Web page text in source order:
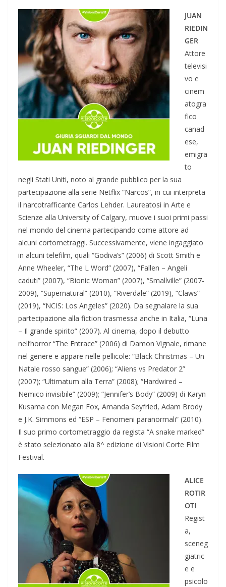
JUAN
RIEDIN
GER
Attore
televisi
vo e
cinem
atogra
fico
canad
ese,
emigra
to
negli Stati Uniti, noto al grande pubblico per la sua
partecipazione alla serie Netflix “Narcos”, in cui interpreta
il narcotrafficante Carlos Lehder. Laureatosi in Arte e
Scienze alla University of Calgary, muove i suoi primi passi
nel mondo del cinema partecipando come attore ad
alcuni cortometraggi. Successivamente, viene ingaggiato
in alcuni telefilm, quali “Godiva’s” (2006) di Scott Smith e
Anne Wheeler, “The L Word” (2007), “Fallen – Angeli
caduti” (2007), “Bionic Woman” (2007), “Smallville” (2007-
2009), “Supernatural” (2010), “Riverdale” (2019), “Claws”
(2019), “NCIS: Los Angeles” (2020). Da segnalare la sua
partecipazione alla fiction trasmessa anche in Italia, “Luna
– Il grande spirito” (2007). Al cinema, dopo il debutto
nell’horror “The Entrace” (2006) di Damon Vignale, rimane
nel genere e appare nelle pellicole: “Black Christmas – Un
Natale rosso sangue” (2006); “Aliens vs Predator 2”
(2007); “Ultimatum alla Terra” (2008); “Hardwired –
Nemico invisibile” (2009); “Jennifer’s Body” (2009) di Karyn
Kusama con Megan Fox, Amanda Seyfried, Adam Brody
e J.K. Simmons ed “ESP – Fenomeni paranormali” (2010).
Il suo primo cortometraggio da regista “A snake marked”
è stato selezionato alla 8^ edizione di Visioni Corte Film
Festival.
ALICE
ROTIR
OTI
Regist
a,
sceneg
giatric
e e
psicolo